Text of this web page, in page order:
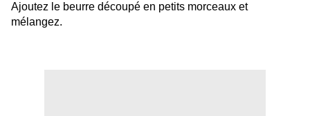
Ajoutez le beurre découpé en petits morceaux et
mélangez.